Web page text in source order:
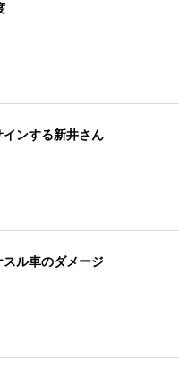
インする新井さん
スル車のダメージ